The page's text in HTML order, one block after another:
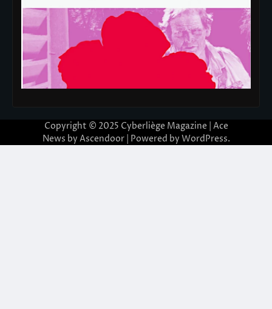
Copyright © 2025 Cyberliège Magazine | Ace
News by Ascendoor| Powered by WordPress.